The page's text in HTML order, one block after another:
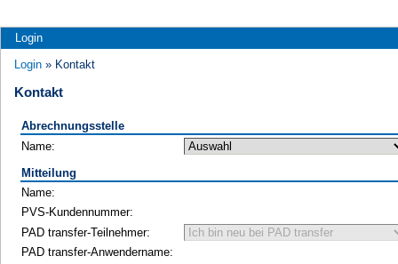
Login
Login » Kontakt
Kontakt
Abrechnungsstelle
Name:
Mitteilung
Name:
PVS-Kundennummer:
PAD transfer-Teilnehmer:
PAD transfer-Anwendername: